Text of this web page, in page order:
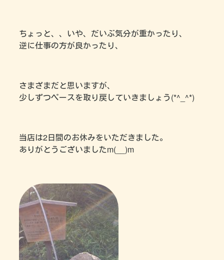
ちょっと、、いや、だいぶ気分が重かったり、
逆に仕事の方が良かったり、
さまざまだと思いますが、
少しずつペースを取り戻していきましょう(*^_^*)
当店は2日間のお休みをいただきました。
ありがとうございましたm(__)m